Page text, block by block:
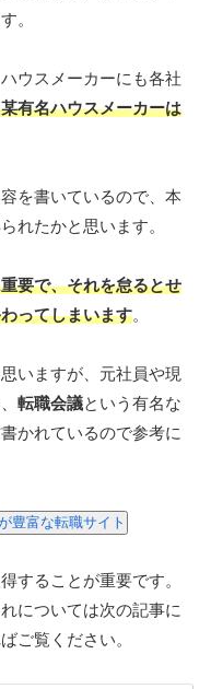
。
ウスメーカーにも各社
有名ハウスメーカーは
を書いているので、本
れたかと思います。
要で、それを怠るとせ
ってしまいます。
いますが、元社員や現
転職会議という有名な
かれているので参考に
豊富な転職サイト
することが重要です。
については次の記事に
ご覧ください。